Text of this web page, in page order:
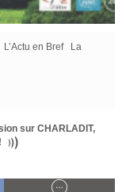
en Bref La
sur CHARLADIT,